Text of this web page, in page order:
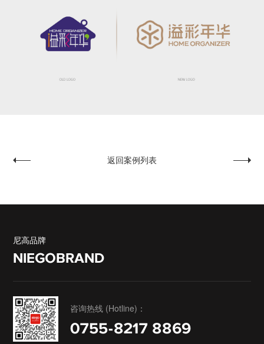
返回案例列表
尼高品牌
NIEGOBRAND
咨询热线 (Hotline)：
0755-8217 8869